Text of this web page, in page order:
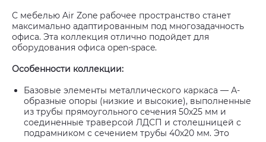
С мебелью Air Zone рабочее пространство станет
максимально адаптированным под многозадачность
офиса. Эта коллекция отлично подойдет для
оборудования офиса open-space.
Особенности коллекции:
Базовые элементы металлического каркаса — А-
образные опоры (низкие и высокие), выполненные
из трубы прямоугольного сечения 50х25 мм и
соединенные траверсой ЛДСП и столешницей с
подрамником с сечением трубы 40х20 мм. Это